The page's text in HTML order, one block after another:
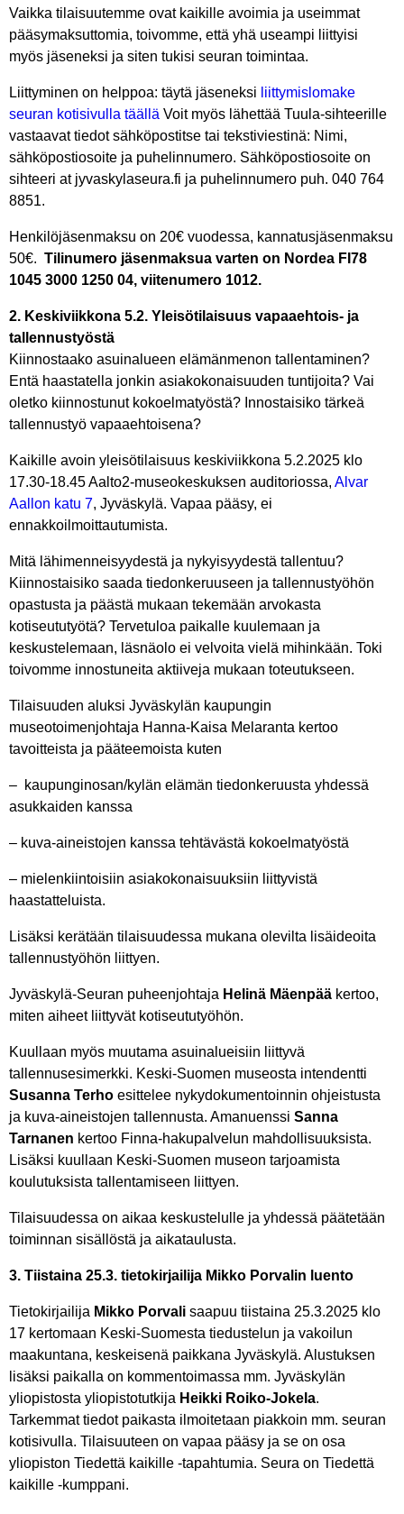
Vaikka tilaisuutemme ovat kaikille avoimia ja useimmat
pääsymaksuttomia, toivomme, että yhä useampi liittyisi
myös jäseneksi ja siten tukisi seuran toimintaa.
Liittyminen on helppoa: täytä jäseneksi liittymislomake
seuran kotisivulla täällä Voit myös lähettää Tuula-sihteerille
vastaavat tiedot sähköpostitse tai tekstiviestinä: Nimi,
sähköpostiosoite ja puhelinnumero. Sähköpostiosoite on
sihteeri at jyvaskylaseura.fi ja puhelinnumero puh. 040 764
8851.
Henkilöjäsenmaksu on 20€ vuodessa, kannatusjäsenmaksu
50€. Tilinumero jäsenmaksua varten on Nordea FI78
1045 3000 1250 04, viitenumero 1012.
2. Keskiviikkona 5.2. Yleisötilaisuus vapaaehtois- ja
tallennustyöstä
Kiinnostaako asuinalueen elämänmenon tallentaminen?
Entä haastatella jonkin asiakokonaisuuden tuntijoita? Vai
oletko kiinnostunut kokoelmatyöstä? Innostaisiko tärkeä
tallennustyö vapaaehtoisena?
Kaikille avoin yleisötilaisuus keskiviikkona 5.2.2025 klo
17.30-18.45 Aalto2-museokeskuksen auditoriossa, Alvar
Aallon katu 7, Jyväskylä. Vapaa pääsy, ei
ennakkoilmoittautumista.
Mitä lähimenneisyydestä ja nykyisyydestä tallentuu?
Kiinnostaisiko saada tiedonkeruuseen ja tallennustyöhön
opastusta ja päästä mukaan tekemään arvokasta
kotiseututyötä? Tervetuloa paikalle kuulemaan ja
keskustelemaan, läsnäolo ei velvoita vielä mihinkään. Toki
toivomme innostuneita aktiiveja mukaan toteutukseen.
Tilaisuuden aluksi Jyväskylän kaupungin
museotoimenjohtaja Hanna-Kaisa Melaranta kertoo
tavoitteista ja pääteemoista kuten
– kaupunginosan/kylän elämän tiedonkeruusta yhdessä
asukkaiden kanssa
– kuva-aineistojen kanssa tehtävästä kokoelmatyöstä
– mielenkiintoisiin asiakokonaisuuksiin liittyvistä
haastatteluista.
Lisäksi kerätään tilaisuudessa mukana olevilta lisäideoita
tallennustyöhön liittyen.
Jyväskylä-Seuran puheenjohtaja Helinä Mäenpää kertoo,
miten aiheet liittyvät kotiseututyöhön.
Kuullaan myös muutama asuinalueisiin liittyvä
tallennusesimerkki. Keski-Suomen museosta intendentti
Susanna Terho esittelee nykydokumentoinnin ohjeistusta
ja kuva-aineistojen tallennusta. Amanuenssi Sanna
Tarnanen kertoo Finna-hakupalvelun mahdollisuuksista.
Lisäksi kuullaan Keski-Suomen museon tarjoamista
koulutuksista tallentamiseen liittyen.
Tilaisuudessa on aikaa keskustelulle ja yhdessä päätetään
toiminnan sisällöstä ja aikataulusta.
3. Tiistaina 25.3. tietokirjailija Mikko Porvalin luento
Tietokirjailija Mikko Porvali saapuu tiistaina 25.3.2025 klo
17 kertomaan Keski-Suomesta tiedustelun ja vakoilun
maakuntana, keskeisenä paikkana Jyväskylä. Alustuksen
lisäksi paikalla on kommentoimassa mm. Jyväskylän
yliopistosta yliopistotutkija Heikki Roiko-Jokela.
Tarkemmat tiedot paikasta ilmoitetaan piakkoin mm. seuran
kotisivulla. Tilaisuuteen on vapaa pääsy ja se on osa
yliopiston Tiedettä kaikille -tapahtumia. Seura on Tiedettä
kaikille -kumppani.